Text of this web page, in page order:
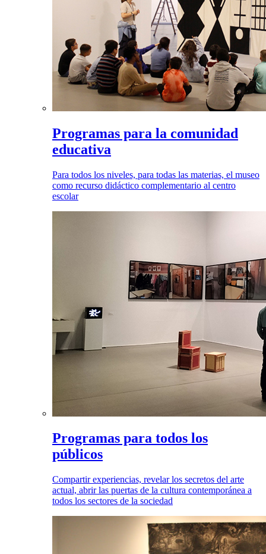
Programas para la comunidad
educativa
Para todos los niveles, para todas las materias, el museo
como recurso didáctico complementario al centro
escolar
Programas para todos los
públicos
Compartir experiencias, revelar los secretos del arte
actual, abrir las puertas de la cultura contemporánea a
todos los sectores de la sociedad